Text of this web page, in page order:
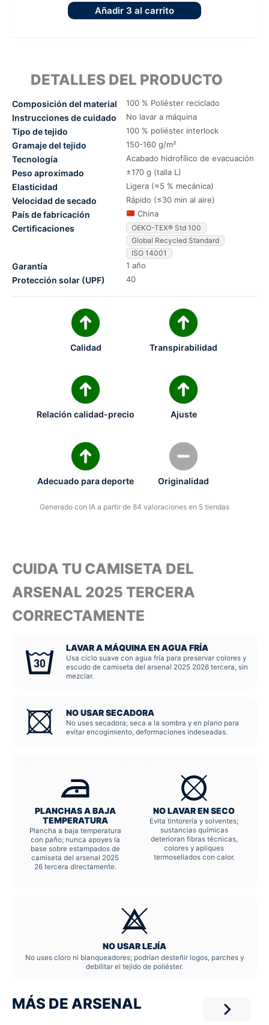
Añadir 3 al carrito
DETALLES DEL PRODUCTO
Composición del material 100 % Poliéster reciclado
Instrucciones de cuidado No lavar a máquina
Tipo de tejido 100 % poliéster interlock
Gramaje del tejido 150-160 g/m²
Tecnología Acabado hidrofílico de evacuación
Peso aproximado ±170 g (talla L)
Elasticidad Ligera (≈5 % mecánica)
Velocidad de secado Rápido (≤30 min al aire)
País de fabricación China
Certificaciones
OEKO-TEX® Std 100
Global Recycled Standard
ISO 14001
Garantía 1 año
Protección solar (UPF) 40
Calidad Transpirabilidad
Relación calidad-precio Ajuste
Adecuado para deporte Originalidad
Generado con IA a partir de 84 valoraciones en 5 tiendas
CUIDA TU CAMISETA DEL
ARSENAL 2025 TERCERA
CORRECTAMENTE
LAVAR A MÁQUINA EN AGUA FRÍA
Usa ciclo suave con agua fría para preservar colores y
escudo de camiseta del arsenal 2025 2026 tercera, sin
mezclar.
NO USAR SECADORA
No uses secadora; seca a la sombra y en plano para
evitar encogimiento, deformaciones indeseadas.
PLANCHAS A BAJA
TEMPERATURA
Plancha a baja temperatura
con paño; nunca apoyes la
base sobre estampados de
camiseta del arsenal 2025
26 tercera directamente.
NO LAVAR EN SECO
Evita tintorería y solventes;
sustancias químicas
deterioran fibras técnicas,
colores y apliques
termosellados con calor.
NO USAR LEJÍA
No uses cloro ni blanqueadores; podrían desteñir logos, parches y
debilitar el tejido de poliéster.
MÁS DE ARSENAL